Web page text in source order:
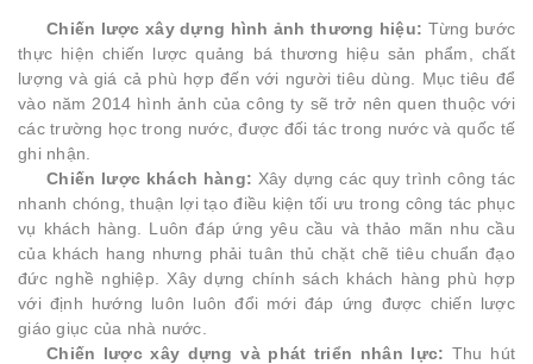
Chiến lược xây dựng hình ảnh thương hiệu: Từng bước
thực hiện chiến lược quảng bá thương hiệu sản phẩm, chất
lượng và giá cả phù hợp đến với người tiêu dùng. Mục tiêu để
vào năm 2014 hình ảnh của công ty sẽ trở nên quen thuộc với
các trường học trong nước, được đối tác trong nước và quốc tế
ghi nhận.
Chiến lược khách hàng: Xây dựng các quy trình công tác
nhanh chóng, thuận lợi tạo điều kiện tối ưu trong công tác phục
vụ khách hàng. Luôn đáp ứng yêu cầu và thảo mãn nhu cầu
của khách hang nhưng phải tuân thủ chặt chẽ tiêu chuẩn đạo
đức nghề nghiệp. Xây dựng chính sách khách hàng phù hợp
với định hướng luôn luôn đổi mới đáp ứng được chiến lược
giáo giục của nhà nước.
Chiến lược xây dựng và phát triển nhân lực: Thu hút